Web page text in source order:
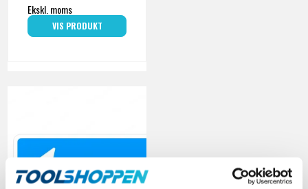
Ekskl. moms
VIS PRODUKT